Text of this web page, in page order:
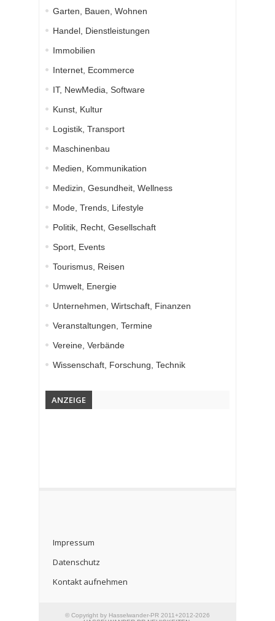
Garten, Bauen, Wohnen
Handel, Dienstleistungen
Immobilien
Internet, Ecommerce
IT, NewMedia, Software
Kunst, Kultur
Logistik, Transport
Maschinenbau
Medien, Kommunikation
Medizin, Gesundheit, Wellness
Mode, Trends, Lifestyle
Politik, Recht, Gesellschaft
Sport, Events
Tourismus, Reisen
Umwelt, Energie
Unternehmen, Wirtschaft, Finanzen
Veranstaltungen, Termine
Vereine, Verbände
Wissenschaft, Forschung, Technik
ANZEIGE
Impressum
Datenschutz
Kontakt aufnehmen
© Copyright by Hasselwander-PR 2011+2012-2026